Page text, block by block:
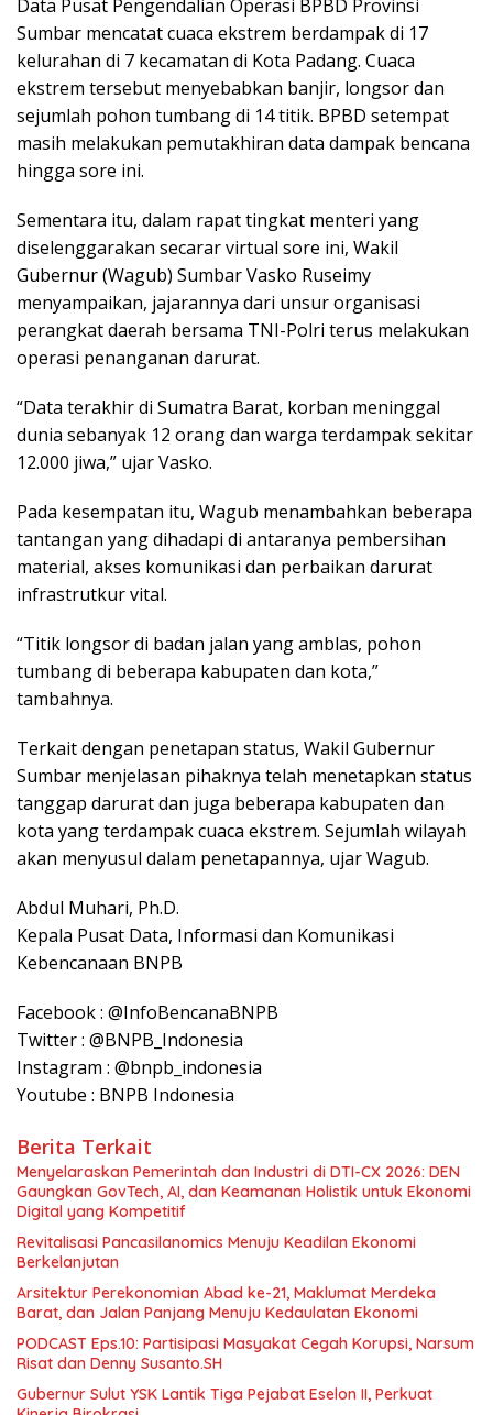
Data Pusat Pengendalian Operasi BPBD Provinsi
Sumbar mencatat cuaca ekstrem berdampak di 17
kelurahan di 7 kecamatan di Kota Padang. Cuaca
ekstrem tersebut menyebabkan banjir, longsor dan
sejumlah pohon tumbang di 14 titik. BPBD setempat
masih melakukan pemutakhiran data dampak bencana
hingga sore ini.
Sementara itu, dalam rapat tingkat menteri yang
diselenggarakan secarar virtual sore ini, Wakil
Gubernur (Wagub) Sumbar Vasko Ruseimy
menyampaikan, jajarannya dari unsur organisasi
perangkat daerah bersama TNI-Polri terus melakukan
operasi penanganan darurat.
“Data terakhir di Sumatra Barat, korban meninggal
dunia sebanyak 12 orang dan warga terdampak sekitar
12.000 jiwa,” ujar Vasko.
Pada kesempatan itu, Wagub menambahkan beberapa
tantangan yang dihadapi di antaranya pembersihan
material, akses komunikasi dan perbaikan darurat
infrastrutkur vital.
“Titik longsor di badan jalan yang amblas, pohon
tumbang di beberapa kabupaten dan kota,”
tambahnya.
Terkait dengan penetapan status, Wakil Gubernur
Sumbar menjelasan pihaknya telah menetapkan status
tanggap darurat dan juga beberapa kabupaten dan
kota yang terdampak cuaca ekstrem. Sejumlah wilayah
akan menyusul dalam penetapannya, ujar Wagub.
Abdul Muhari, Ph.D.
Kepala Pusat Data, Informasi dan Komunikasi
Kebencanaan BNPB
Facebook : @InfoBencanaBNPB
Twitter : @BNPB_Indonesia
Instagram : @bnpb_indonesia
Youtube : BNPB Indonesia
Berita Terkait
Menyelaraskan Pemerintah dan Industri di DTI-CX 2026: DEN
Gaungkan GovTech, AI, dan Keamanan Holistik untuk Ekonomi
Digital yang Kompetitif
Revitalisasi Pancasilanomics Menuju Keadilan Ekonomi
Berkelanjutan
Arsitektur Perekonomian Abad ke-21, Maklumat Merdeka
Barat, dan Jalan Panjang Menuju Kedaulatan Ekonomi
PODCAST Eps.10: Partisipasi Masyakat Cegah Korupsi, Narsum
Risat dan Denny Susanto.SH
Gubernur Sulut YSK Lantik Tiga Pejabat Eselon II, Perkuat